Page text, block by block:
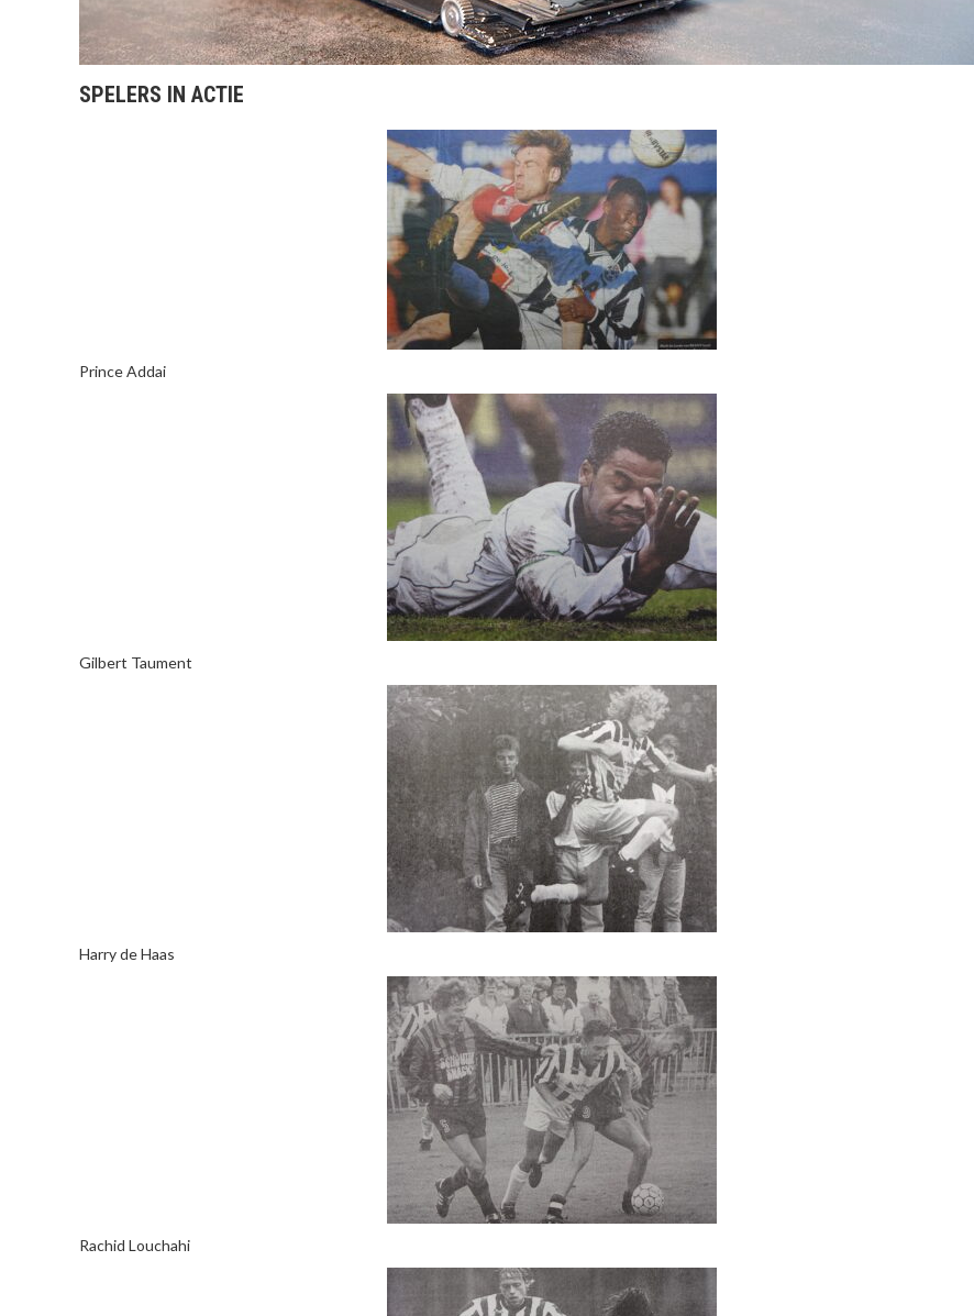
SPELERS IN ACTIE
Prince Addai
Gilbert Taument
Harry de Haas
Rachid Louchahi